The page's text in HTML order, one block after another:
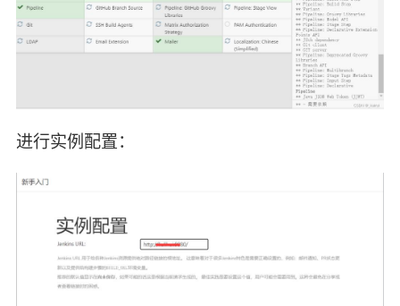
进行实例配置：